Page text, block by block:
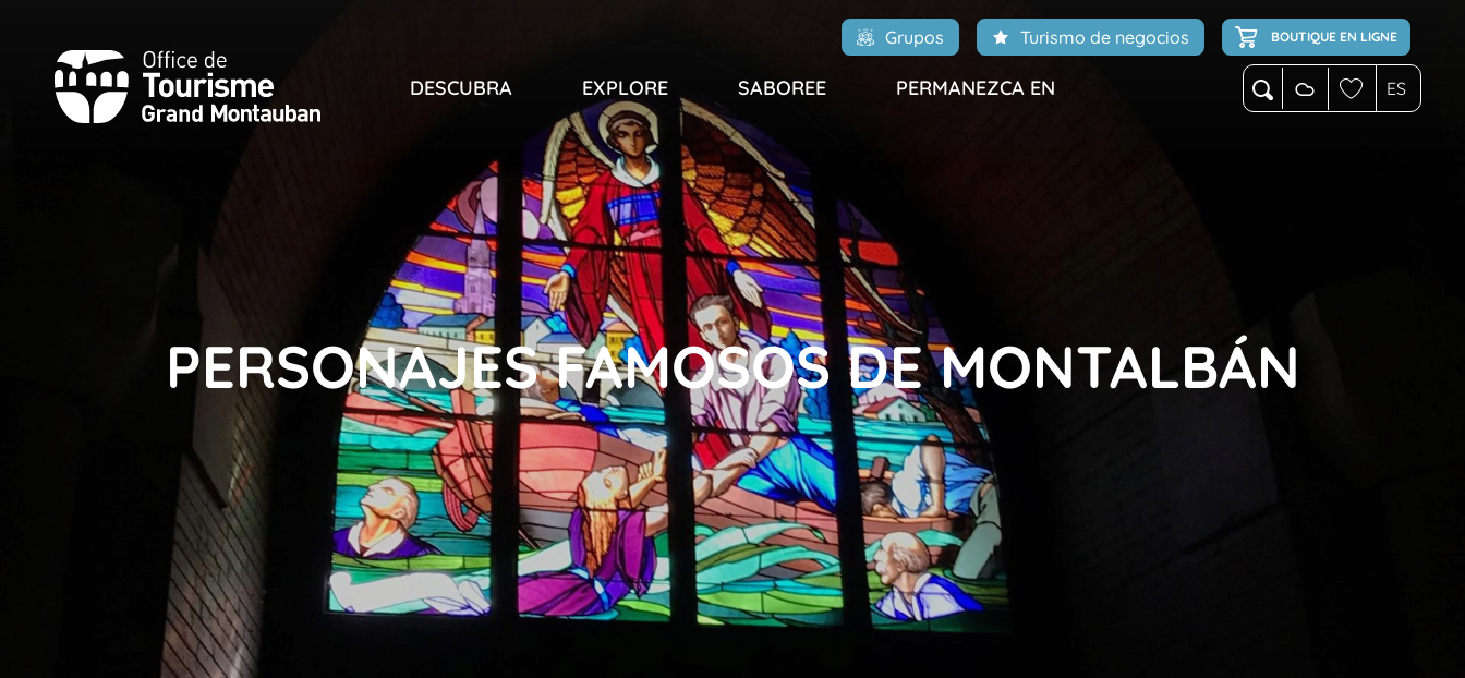
contenu
principal
Buscar ES
Grupos Turismo de negocios BOUTIQUE EN LIGNE
DESCUBRA EXPLORE SABOREE PERMANEZCA EN
PERSONAJES FAMOSOS DE MONTALBÁN